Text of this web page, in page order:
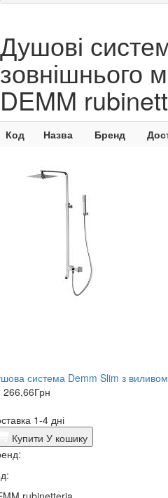
Душові
зовнішнього
DEMM
Код Назва Бренд
система Demm Slim з
266,66Грн
1-4 дні
Купити У кошику